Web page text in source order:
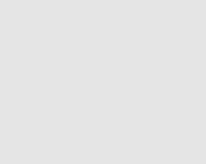
jaar geboekt,
in het